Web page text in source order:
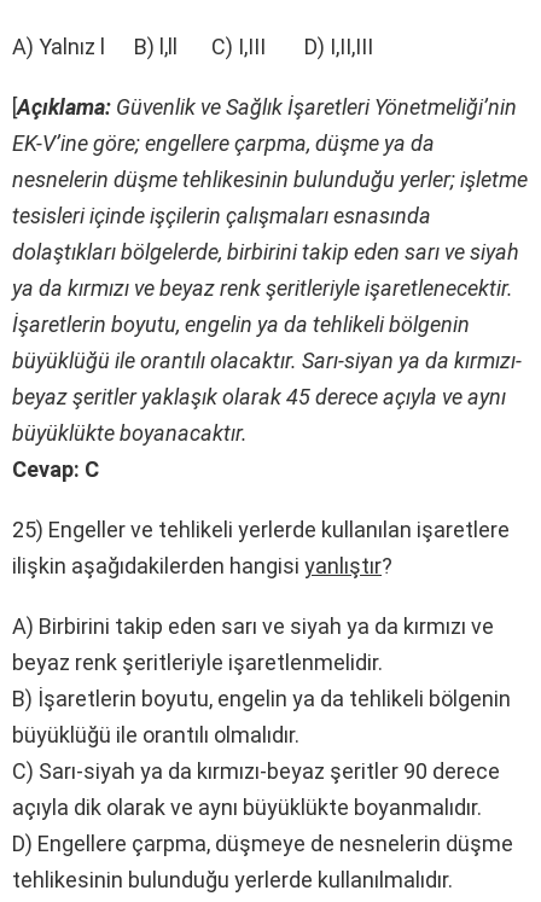
A) Yalnız l B) l,ll C) I,III D) I,II,III
[Açıklama: Güvenlik ve Sağlık İşaretleri Yönetmeliği’nin
EK-V’ine göre; engellere çarpma, düşme ya da
nesnelerin düşme tehlikesinin bulunduğu yerler; işletme
tesisleri içinde işçilerin çalışmaları esnasında
dolaştıkları bölgelerde, birbirini takip eden sarı ve siyah
ya da kırmızı ve beyaz renk şeritleriyle işaretlenecektir.
İşaretlerin boyutu, engelin ya da tehlikeli bölgenin
büyüklüğü ile orantılı olacaktır. Sarı-siyan ya da kırmızı-
beyaz şeritler yaklaşık olarak 45 derece açıyla ve aynı
büyüklükte boyanacaktır.
Cevap: C
25) Engeller ve tehlikeli yerlerde kullanılan işaretlere
ilişkin aşağıdakilerden hangisi yanlıştır?
A) Birbirini takip eden sarı ve siyah ya da kırmızı ve
beyaz renk şeritleriyle işaretlenmelidir.
B) İşaretlerin boyutu, engelin ya da tehlikeli bölgenin
büyüklüğü ile orantılı olmalıdır.
C) Sarı-siyah ya da kırmızı-beyaz şeritler 90 derece
açıyla dik olarak ve aynı büyüklükte boyanmalıdır.
D) Engellere çarpma, düşmeye de nesnelerin düşme
tehlikesinin bulunduğu yerlerde kullanılmalıdır.